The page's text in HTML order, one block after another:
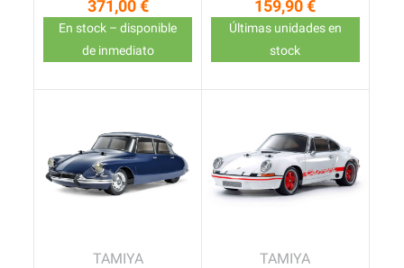
Precio
371,00 €
En stock – disponible
de inmediato
Precio
159,90 €
Últimas unidades en
stock
TAMIYA
TAMIYA